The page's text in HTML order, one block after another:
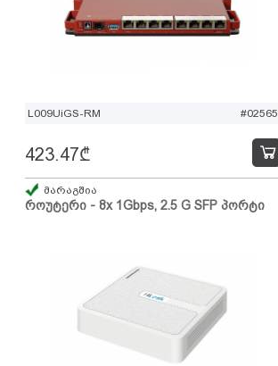
L009UiGS-RM #02565
როუტერი - 8x 1Gbps, 2.5 G SFP პორტი
423.47₾
მარაგშია